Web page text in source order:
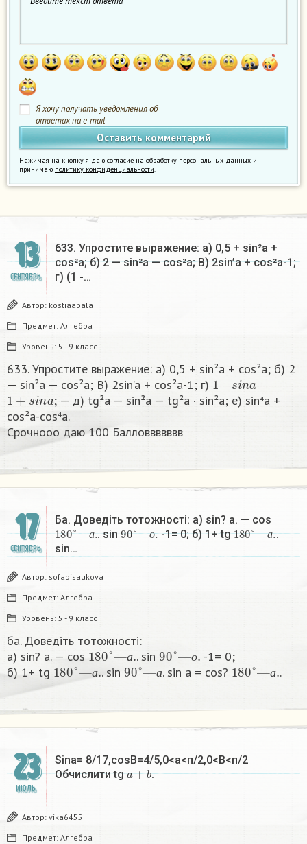
Я хочу получать уведомления об
ответах на e-mail
Нажимая на кнопку я даю согласие на обработку персональных данных и
принимаю политику конфиденциальности.
13
СЕНТЯБРЬ
633. Упростите выражение: a) 0,5 + sin²a +
cos²a; б) 2 — sin²a — cos²a; B) 2sin’a + cos²a-1;
г) (1 -…
Автор: kostiaabala
Предмет: Алгебра
Уровень: 5 - 9 класс
633. Упростите выражение: a) 0,5 + sin²a + cos²a; б) 2
— sin²a — cos²a; B) 2sin’a + cos²a-1; г) 1— s na
1 sin a
; — д) tg²a — sin²a — tg²a · sin²a; e) sin⁴a +
cos²a-cos⁴a.
Срочнооо даю 100 Балловвввввв​
17
СЕНТЯБРЬ
Ба. Доведіть тотожності: a) sin? a. — cos
а
180°—а. . sin о
90° —о.-1= 0; б) 1+ tg а
180°— а .
sin…
Автор: sofapisaukova
Предмет: Алгебра
Уровень: 5 - 9 класс
ба. Доведіть тотожності:
a) sin? a. — cos
а
180°—а. . sin о
90°
-1= 0;
б) 1+ tg
а
180°—а. . sin а
90°—а. sin a = cos? а
180° .​
23
ИЮЛЬ
Sina= 8/17,cosB=4/5,0<а<п/2,0<В<п/2
Обчислити tga+ .
Автор: vika6455
Предмет: Алгебра